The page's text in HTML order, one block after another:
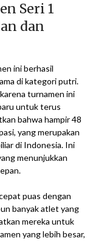
Seri 1
dan
ini berhasil
di kategori putri.
turnamen ini
untuk terus
bahwa hampir 48
yang merupakan
di Indonesia. Ini
menunjukkan
puas dengan
banyak atlet yang
mereka untuk
yang lebih besar,